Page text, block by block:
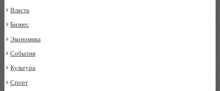
Власть
Бизнес
Экономика
События
Культура
Спорт